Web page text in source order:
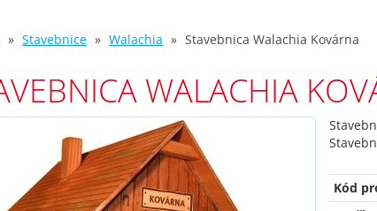
Stavebnice Walachia Stavebnica Walachia Kovárna
WALACHIA
Kód